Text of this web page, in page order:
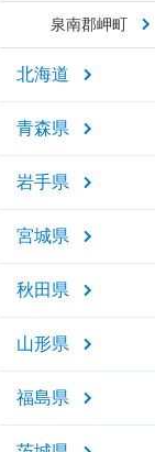
泉南郡岬町
北海道
青森県
岩手県
宮城県
秋田県
山形県
福島県